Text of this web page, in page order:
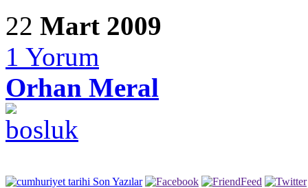
22 Mart 2009
1 Yorum
Orhan Meral